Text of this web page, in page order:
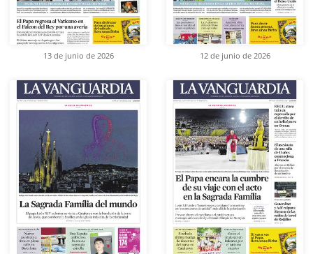
13 de junio de 2026 12 de junio de 2026